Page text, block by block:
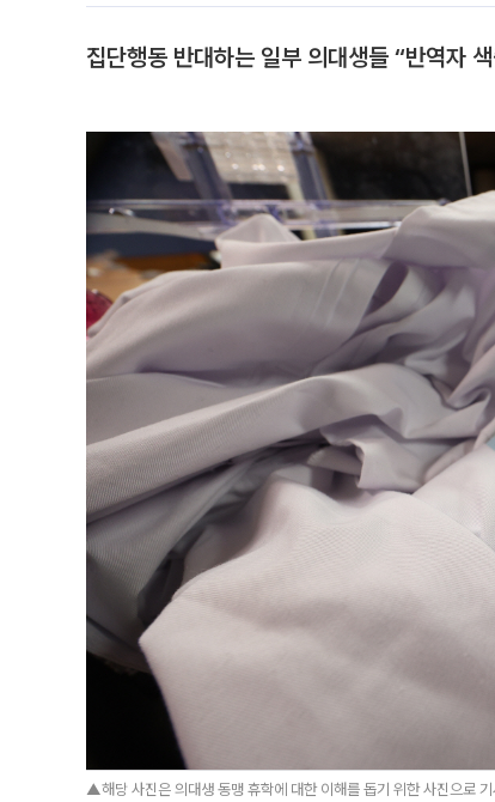
집단행동 반대하는 일부 의대생들 “반역자
▲해당 사진은 의대생 동맹 휴학에 대한 이해를 돕기 위한 사진으로